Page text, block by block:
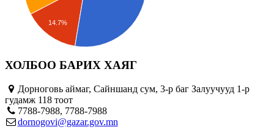
14.7%
ХОЛБОО БАРИХ ХАЯГ
Дорноговь аймаг, Сайншанд сум, 3-р баг Залуучууд 1-р
гудамж 118 тоот
7788-7988, 7788-7988
dornogovi@gazar.gov.mn